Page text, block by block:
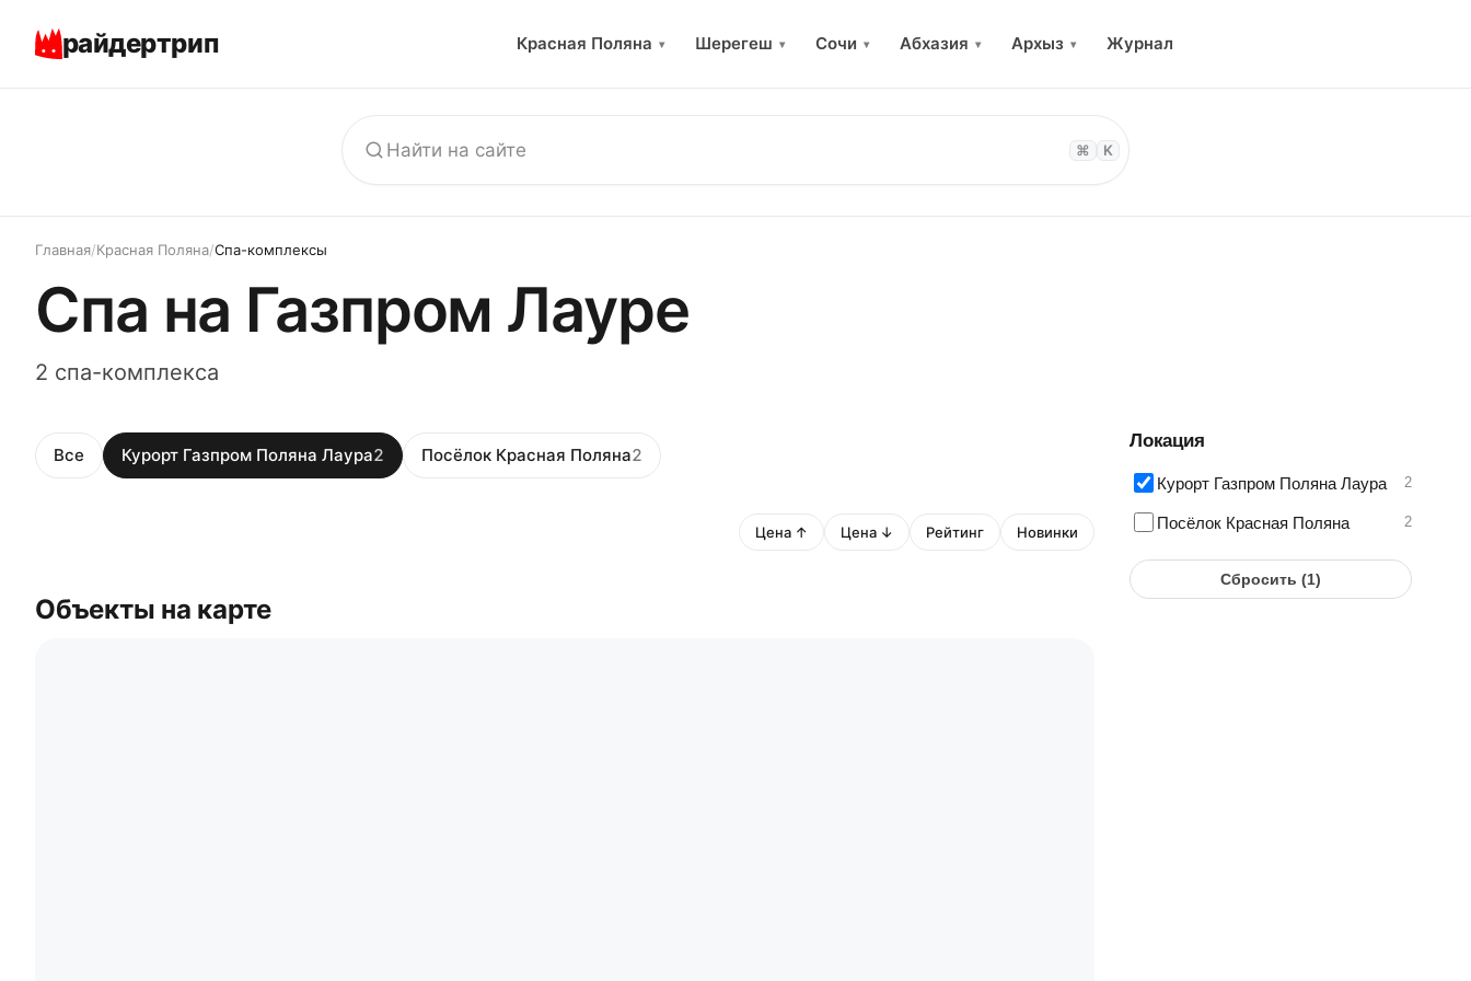
райдертрип Красная Поляна ▾ Шерегеш ▾ Сочи ▾ Абхазия ▾ Архыз ▾ Журнал
⌘ K
Главная/Красная Поляна/Спа-комплексы
Спа на Газпром Лауре
2 спа-комплекса
Все Курорт Газпром Поляна Лаура2 Посёлок Красная Поляна2
Цена ↑ Цена ↓ Рейтинг Новинки
Объекты на карте
Локация
Курорт Газпром Поляна Лаура 2
Посёлок Красная Поляна 2
Сбросить (1)